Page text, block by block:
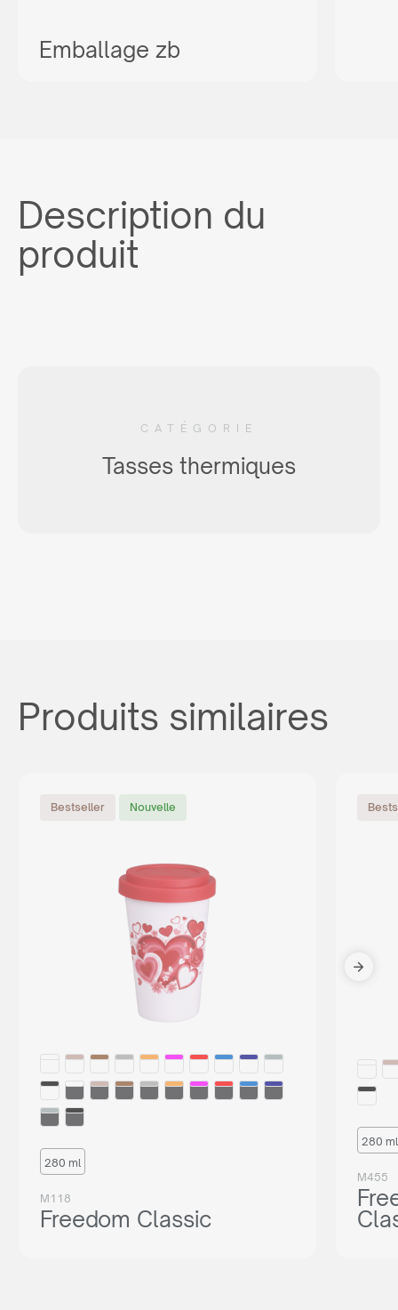
Emballage zb
Description du
produit
CATÉGORIE
Tasses thermiques
Produits similaires
Bestseller Nouvelle
280 ml
M118
Freedom Classic
280 ml
M455